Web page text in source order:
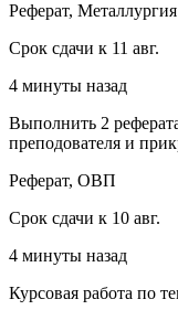
Реферат, Металлургия
Срок сдачи к 11 авг.
4 минуты назад
Выполнить 2
преподователя и
Реферат, ОВП
Срок сдачи к 10 авг.
4 минуты назад
Курсовая работа по